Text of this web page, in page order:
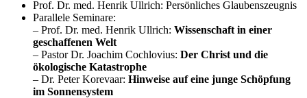
Prof. Dr. med. Henrik Ullrich: Persönliches Glaubenszeugnis
Parallele Seminare:
– Prof. Dr. med. Henrik Ullrich: Wissenschaft in einer
geschaffenen Welt
– Pastor Dr. Joachim Cochlovius: Der Christ und die
ökologische Katastrophe
– Dr. Peter Korevaar: Hinweise auf eine junge Schöpfung
im Sonnensystem